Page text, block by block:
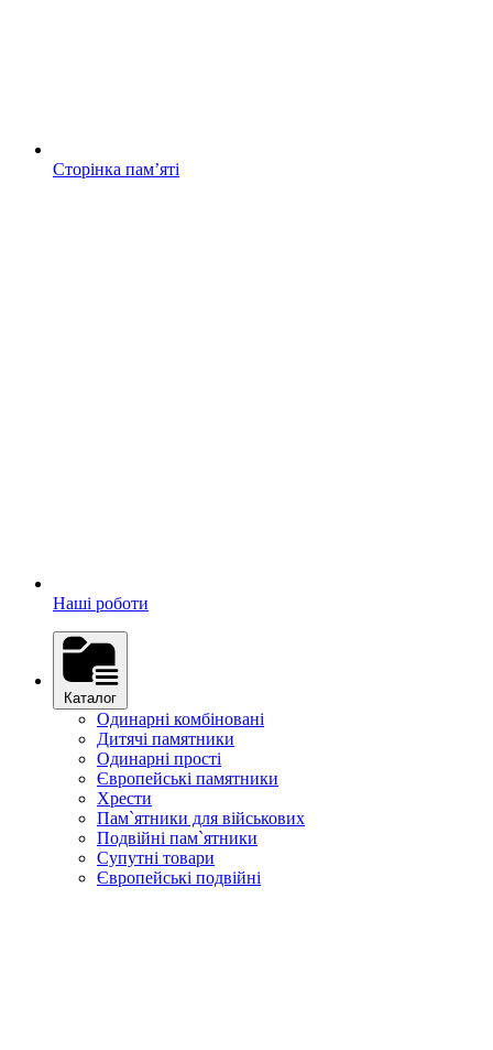
Сторінка памʼяті
Наші роботи
Каталог
Одинарні комбіновані
Дитячі памятники
Одинарні прості
Європейські памятники
Хрести
Пам`ятники для військових
Подвійні пам`ятники
Супутні товари
Європейські подвійні